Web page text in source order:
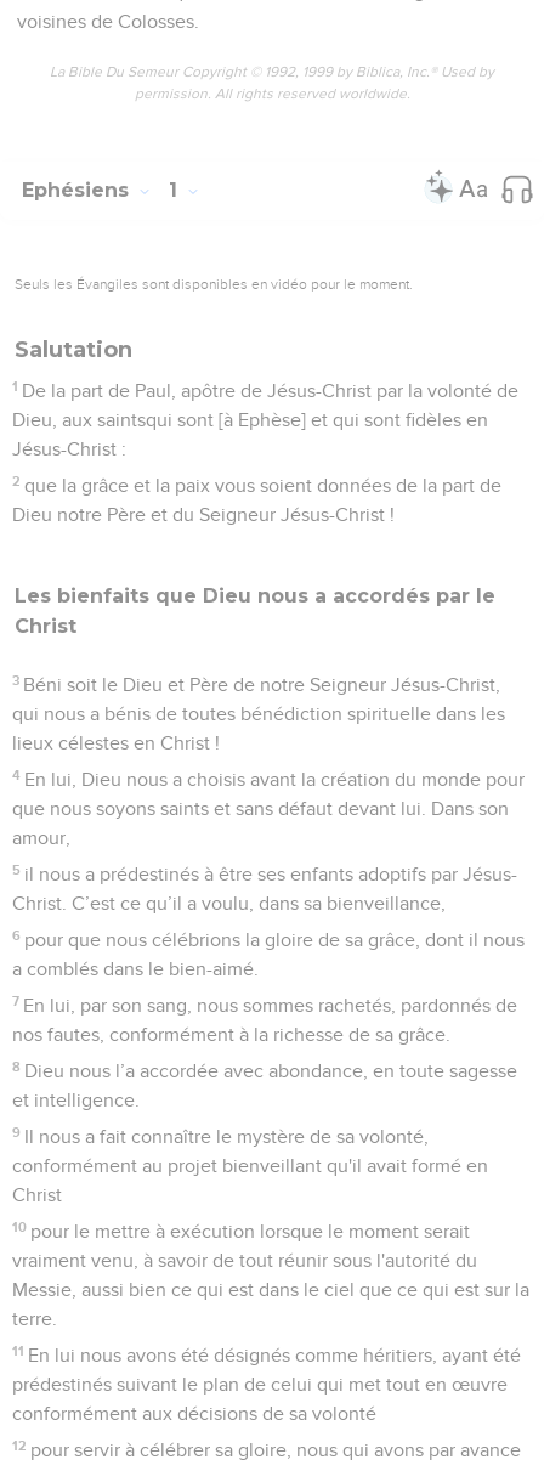
voisines de Colosses.
La Bible Du Semeur Copyright © 1992, 1999 by Biblica, Inc.® Used by
permission. All rights reserved worldwide.
Ephésiens 1
Seuls les Évangiles sont disponibles en vidéo pour le moment.
Salutation
1 De la part de Paul, apôtre de Jésus-Christ par la volonté de
Dieu, aux saintsqui sont [à Ephèse] et qui sont fidèles en
Jésus-Christ :
2 que la grâce et la paix vous soient données de la part de
Dieu notre Père et du Seigneur Jésus-Christ !
Les bienfaits que Dieu nous a accordés par le
Christ
3 Béni soit le Dieu et Père de notre Seigneur Jésus-Christ,
qui nous a bénis de toutes bénédiction spirituelle dans les
lieux célestes en Christ !
4 En lui, Dieu nous a choisis avant la création du monde pour
que nous soyons saints et sans défaut devant lui. Dans son
amour,
5 il nous a prédestinés à être ses enfants adoptifs par Jésus-
Christ. C’est ce qu’il a voulu, dans sa bienveillance,
6 pour que nous célébrions la gloire de sa grâce, dont il nous
a comblés dans le bien-aimé.
7 En lui, par son sang, nous sommes rachetés, pardonnés de
nos fautes, conformément à la richesse de sa grâce.
8 Dieu nous l’a accordée avec abondance, en toute sagesse
et intelligence.
9 Il nous a fait connaître le mystère de sa volonté,
conformément au projet bienveillant qu'il avait formé en
Christ
10 pour le mettre à exécution lorsque le moment serait
vraiment venu, à savoir de tout réunir sous l'autorité du
Messie, aussi bien ce qui est dans le ciel que ce qui est sur la
terre.
11 En lui nous avons été désignés comme héritiers, ayant été
prédestinés suivant le plan de celui qui met tout en œuvre
conformément aux décisions de sa volonté
12 pour servir à célébrer sa gloire, nous qui avons par avance